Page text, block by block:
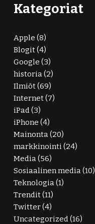
Kategoriat
Apple (8)
Blogit(4)
Google (3)
historia(2)
Ilmiöt(69)
Internet(7)
iPad(3)
iPhone (4)
Mainonta(20)
markkinointi(24)
Media(56)
Sosiaalinen media(10)
Teknologia(1)
Trendit(11)
Twitter(4)
Uncategorized(16)